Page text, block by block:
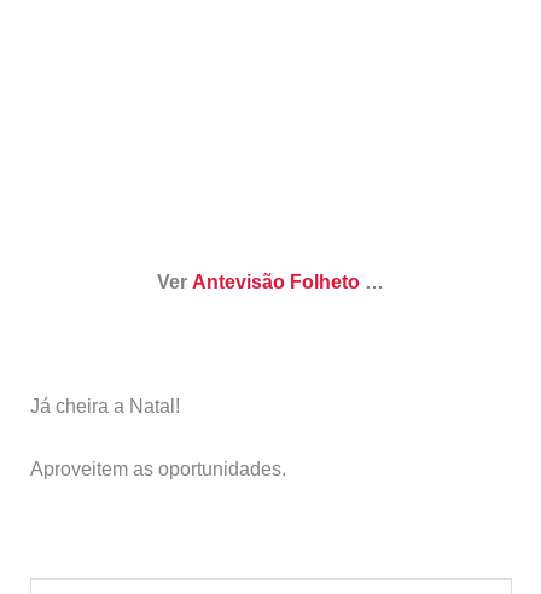
Ver Antevisão Folheto …
Já cheira a Natal!
Aproveitem as oportunidades.